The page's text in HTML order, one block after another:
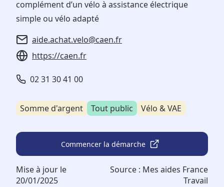
complément d’un vélo à assistance électrique
simple ou vélo adapté
aide.achat.velo@caen.fr
https://caen.fr
02 31 30 41 00
Somme d'argent Tout public Vélo & VAE
Commencer la démarche
Mise à jour le
20/01/2025
Source : Mes aides France
Travail